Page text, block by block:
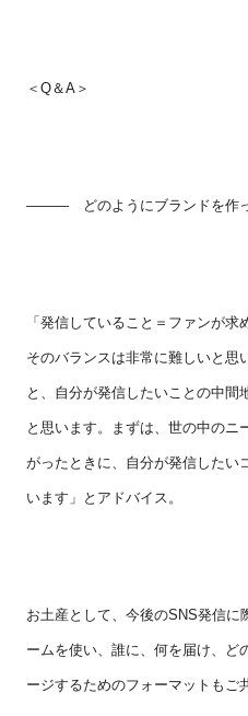
＜ Q＆A＞
――― どのようにブランドを作っ
「発信していること＝ファンが求
そのバランスは非常に難しいと思
と、自分が発信したいことの中間
と思います。まずは、世の中のニ
がったときに、自分が発信したい
います」とアドバイス。
お土産として、今後のSNS発信に
ームを使い、誰に、何を届け、ど
ージするためのフォーマットもご